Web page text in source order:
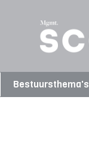
Bestuursthema's